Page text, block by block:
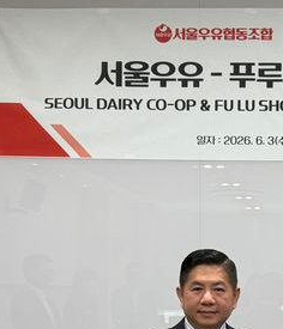
문…"국민적 공분에 수사 재개"
파문까지…'쑥대밭' 된 축구협회
원장에 김태유 서울대 공대 교수…이
리드 첫 훈련…80명 식사 대접까지(종
2.3만개 순감하고 그 전 2개월 10.3만
7월에 2.3만 개 줄어…실업률은 4.1%로
공급 기존 사고방식 매달리지 말고 과감
루트' 합의…북쪽 인바운드·남쪽 아웃바
권 폭염중대경보, 폭염경보로 하향
' 안동·의성 관할 4개 면 특별재난지